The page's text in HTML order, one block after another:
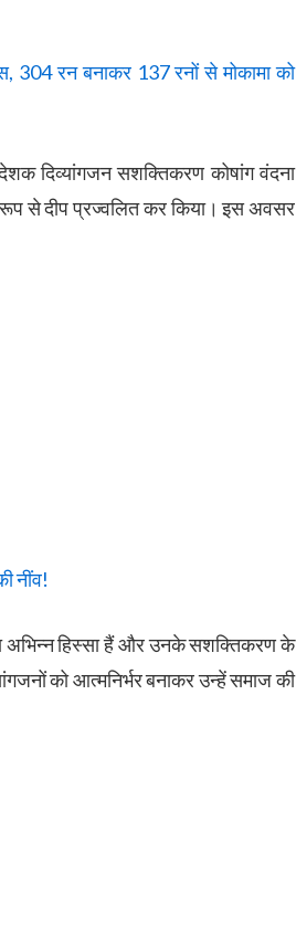
304 रन बनाकर 137 रनों से मोकामा को
दिव्यांगजन सशक्तिकरण कोषांग वंदना
रूप से दीप प्रज्वलित कर किया। इस अवसर
नींव!
अभिन्न हिस्सा हैं और उनके सशक्तिकरण के
को आत्मनिर्भर बनाकर उन्हें समाज की